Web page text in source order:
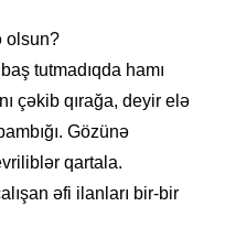
olsun?
tutmadıqda hamı
çəkib qırağa, deyir elə
Gözünə
qartala.
əfi ilanları bir-bir